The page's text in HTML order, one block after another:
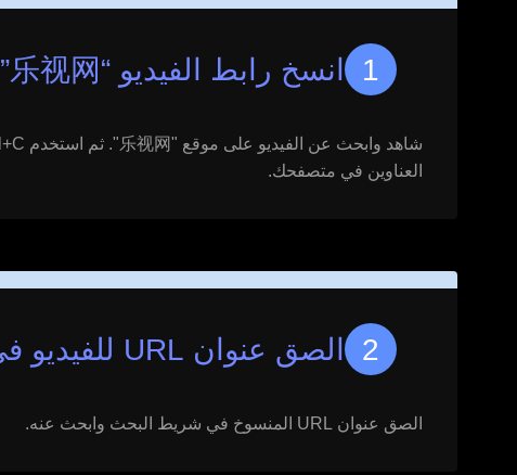
انسخ رابط الفيديو “乐视网
”
شاهد وابحث عن الفيديو على موقع "乐视网
العناوين في متصفحك.
الصق عنوان URL للفيديو في النموذج
الصق عنوان URL المنسوخ في شريط البحث وابحث عنه.